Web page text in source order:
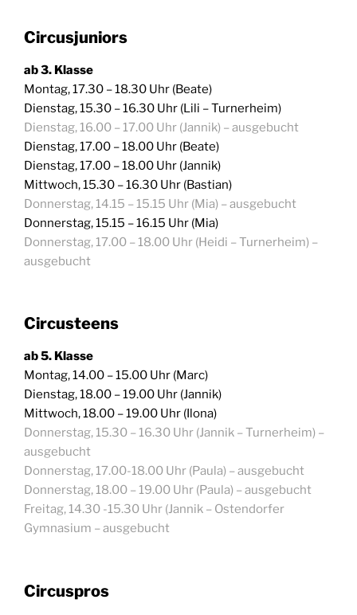
Circusjuniors
ab 3. Klasse
Montag, 17.30 – 18.30 Uhr (Beate)
Dienstag, 15.30 – 16.30 Uhr (Lili – Turnerheim)
Dienstag, 16.00 – 17.00 Uhr (Jannik) – ausgebucht
Dienstag, 17.00 – 18.00 Uhr (Beate)
Dienstag, 17.00 – 18.00 Uhr (Jannik)
Mittwoch, 15.30 – 16.30 Uhr (Bastian)
Donnerstag, 14.15 – 15.15 Uhr (Mia) – ausgebucht
Donnerstag, 15.15 – 16.15 Uhr (Mia)
Donnerstag, 17.00 – 18.00 Uhr (Heidi – Turnerheim) –
ausgebucht
Circusteens
ab 5. Klasse
Montag, 14.00 – 15.00 Uhr (Marc)
Dienstag, 18.00 – 19.00 Uhr (Jannik)
Mittwoch, 18.00 – 19.00 Uhr (Ilona)
Donnerstag, 15.30 – 16.30 Uhr (Jannik – Turnerheim) –
ausgebucht
Donnerstag, 17.00-18.00 Uhr (Paula) – ausgebucht
Donnerstag, 18.00 – 19.00 Uhr (Paula) – ausgebucht
Freitag, 14.30 -15.30 Uhr (Jannik – Ostendorfer
Gymnasium – ausgebucht
Circuspros